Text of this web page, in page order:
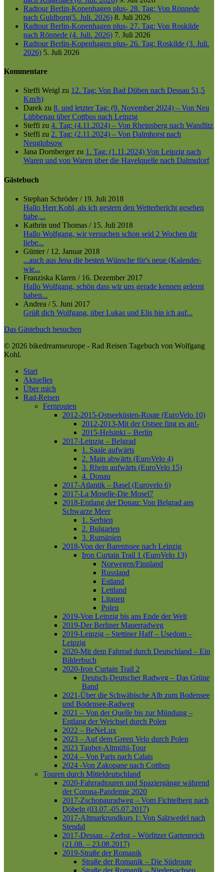
Radtour Berlin-Kopenhagen plus- 28. Tag: Von Rönnede
nach Guldborg(5. Juli. 2026) 8. Juli 2026
Radtour Berlin-Kopenhagen plus- 27. Tag: Von Roskilde
nach Rönnede (4. Juli. 2026) 7. Juli 2026
Radtour Berlin-Kopenhagen plus- 26. Tag: Roskilde (3. Juli.
2026) 5. Juli 2026
Kommentare
Steffi Weigl zu 12. Tag: Von Bad Düben nach Dessau 51,5
Km/h)
Darek zu 8. und letzter Tag: (9. November 2024) – Von Neu
Lübbenau über Cottbus nach Leipzig
Steffi zu 4. Tag: (4.11.2024) – Von Rheinsberg nach Wandlitz
Steffi zu 2. Tag: (2.11.2024) – Von Dalmhorst nach
Neuglobsow
Jana Dornbergerzu 1. Tag: (1.11.2024) Von Leipzig nach
Waren und von Waren über die Havelquelle nach Dalmsdorf
Gästebuch
Stephan Schröder/ 19. Juli 2018
Hallo Herr Kohl, als ich gestern den Wetterbericht gesehen
habe,...
Kathrin und Thomas / 15. Juli 2018
Hallo Wolfgang, wir versuchen schon seid 2 Wochen dir
liebe...
Günter/ 12. Januar 2018
...auch aus Jena die besten Wünsche für's neue (Kalender-
wie...
Franziska Klaren / 16. Dezember 2017
Hallo Wolfgang, schön dass wir uns gerade kennen gelernt
haben...
Andrea / 5. Juni 2017
Grüß dich Wolfgang, über Lukas und Elis bin ich auf...
Das Gästebuch besuchen
© 2026 bikedreamseurope - Rad Reisen Tagebuch von Wolfgang
Kohl.
Close
Menu
Start
Aktuelles
Über mich
Rad-Reisen
Fernrouten
2012-2015-Ostseeküsten-Route (EuroVelo 10)
2012-2013-Mit der Ostsee fing es an!-
2015-Helsinki – Berlin
2017-Leipzig – Belgrad
1. Saale aufwärts
2. Main abwärts (EuroVelo 4)
3. Rhein aufwärts (EuroVelo 15)
4. Donau
2017-Atlantik – Basel (Eurovelo 6)
2017-La Moselle-Die Mosel7
2018-Entlang der Donau: Von Belgrad ans
Schwarze Meer
1. Serbien
2. Bulgarien
3. Rumänien
2018-Von der Barentssee nach Leipzig
Iron Curtain Trail 1 (EuroVelo 13)
Norwegen/Finnland
Russland
Estland
Lettland
Litauen
Polen
2019-Von Leipzig bis ans Ende der Welt
2019-Der Berliner Mauerradweg
2019-Leipzig – Stettiner Haff – Usedom –
Leipzig
2020-Mit dem Fahrrad durch Deutschland – Ein
Bilderbuch
2020-Iron Curtain Trail 2
Deutsch-Deutscher Radweg – Das Grüne
Band
2021-Über die Schwäbische Alb zum Bodensee
und Bodensee-Radweg
2021 – Von der Quelle bis zur Mündung –
Entlang der Weichsel durch Polen
2022 – BeNeLux
2023 – Auf dem Green Velo durch Polen
2023 Tauber-Altmühl-Tour
2024 – Von Paris nach Calais
2024 -Von Zakopane nach Cottbus
Touren durch Mitteldeutschland
2020-Fahrradtouren und Spaziergänge während
der Corona-Pandemie 2020
2017-Zschopauradweg – Vom Fichtelberg nach
Döbeln (03.07.-05.07.2017)
2017-Altmarkrundkurs 1: Von Salzwedel nach
Stendal
2017-Dessau – Zerbst – Wörlitzer Gartenreich
(21.08. – 23.08.2017)
2019-Straße der Romanik
Straße der Romanik – Die Südroute
Straße der Romanik – Niedersachsen